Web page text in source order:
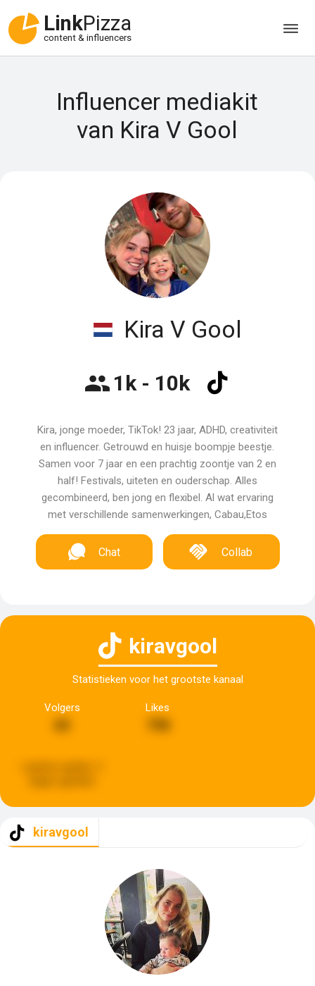
LinkPizza
content & influencers
Influencer mediakit
van Kira V Gool
Kira V Gool
1k - 10k
Kira, jonge moeder, TikTok! 23 jaar, ADHD, creativiteit
en influencer. Getrouwd en huisje boompje beestje.
Samen voor 7 jaar en een prachtig zoontje van 2 en
half! Festivals, uiteten en ouderschap. Alles
gecombineerd, ben jong en flexibel. Al wat ervaring
met verschillende samenwerkingen, Cabau,Etos
Chat Collab
kiravgool
Statistieken voor het grootste kanaal
Volgers Likes
kiravgool